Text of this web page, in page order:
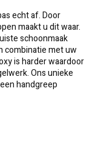
echt af. Door
maakt u dit waar.
schoonmaak
combinatie met uw
is harder waardoor
Ons unieke
handgreep